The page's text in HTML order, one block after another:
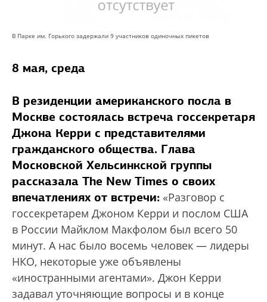
В Парке им. Горького задержали 9 участников одиночных пикетов
8 мая, среда
В резиденции американского посла в
Москве состоялась встреча госсекретаря
Джона Керри с представителями
гражданского общества. Глава
Московской Хельсинкской группы
рассказала The New Times о своих
впечатлениях от встречи: «Разговор с
госсекретарем Джоном Керри и послом США
в России Майклом Макфолом был всего 50
минут. А нас было восемь человек — лидеры
НКО, некоторые уже объявлены
«иностранными агентами». Джон Керри
задавал уточняющие вопросы и в конце